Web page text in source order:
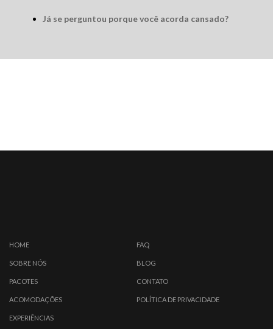
Já se perguntou porque você acorda cansado?
HOME
SOBRE NÓS
PACOTES
ACOMODAÇÕES
EXPERIÊNCIAS
FAQ
BLOG
CONTATO
POLÍTICA DE PRIVACIDADE